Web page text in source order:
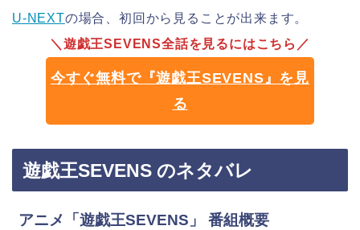
U-NEXTの場合、初回から見ることが出来ます。
＼遊戯王SEVENS全話を見るにはこちら／
今すぐ無料で『遊戯王SEVENS』を見
る
遊戯王SEVENS のネタバレ
アニメ「遊戯王SEVENS」 番組概要